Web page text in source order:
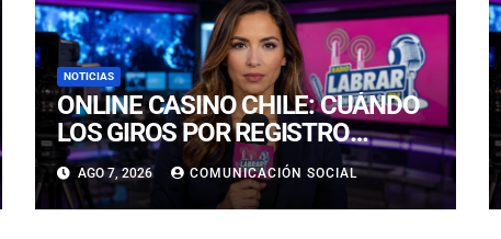
NOTICIAS
ONLINE CASINO CHILE: CUÁNDO
LOS GIROS POR REGISTRO
REALMENTE SIRVEN
AGO 7, 2026 COMUNICACIÓN SOCIAL